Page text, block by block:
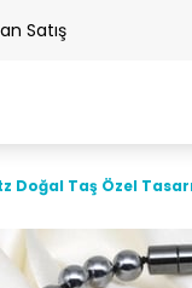
Satış
Doğal Taş Özel